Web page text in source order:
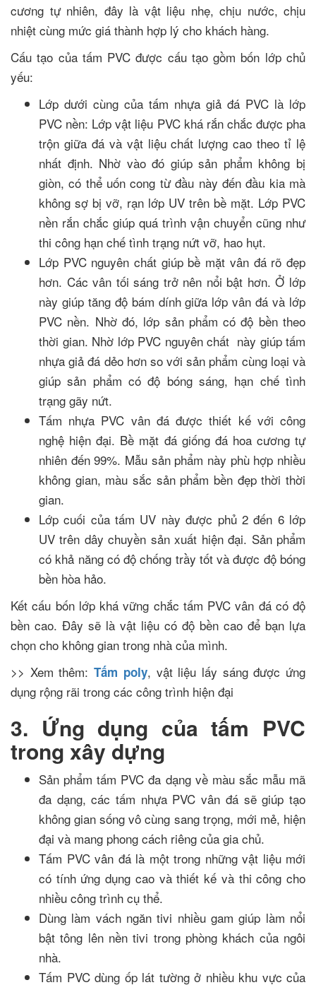
cương tự nhiên, đây là vật liệu nhẹ, chịu nước, chịu
nhiệt cùng mức giá thành hợp lý cho khách hàng.
Cấu tạo của tấm PVC được cấu tạo gồm bốn lớp chủ
yếu:
Lớp dưới cùng của tấm nhựa giả đá PVC là lớp
PVC nền: Lớp vật liệu PVC khá rắn chắc được pha
trộn giữa đá và vật liệu chất lượng cao theo tỉ lệ
nhất định. Nhờ vào đó giúp sản phẩm không bị
giòn, có thể uốn cong từ đầu này đến đầu kia mà
không sợ bị vỡ, rạn lớp UV trên bề mặt. Lớp PVC
nền rắn chắc giúp quá trình vận chuyển cũng như
thi công hạn chế tình trạng nứt vỡ, hao hụt.
Lớp PVC nguyên chất giúp bề mặt vân đá rõ đẹp
hơn. Các vân tối sáng trở nên nổi bật hơn. Ở lớp
này giúp tăng độ bám dính giữa lớp vân đá và lớp
PVC nền. Nhờ đó, lớp sản phẩm có độ bền theo
thời gian. Nhờ lớp PVC nguyên chất này giúp tấm
nhựa giả đá dẻo hơn so với sản phẩm cùng loại và
giúp sản phẩm có độ bóng sáng, hạn chế tình
trạng gãy nứt.
Tấm nhựa PVC vân đá được thiết kế với công
nghệ hiện đại. Bề mặt đá giống đá hoa cương tự
nhiên đến 99%. Mẫu sản phẩm này phù hợp nhiều
không gian, màu sắc sản phẩm bền đẹp thời thời
gian.
Lớp cuối của tấm UV này được phủ 2 đến 6 lớp
UV trên dây chuyền sản xuất hiện đại. Sản phẩm
có khả năng có độ chống trầy tốt và được độ bóng
bền hòa hảo.
Kết cấu bốn lớp khá vững chắc tấm PVC vân đá có độ
bền cao. Đây sẽ là vật liệu có độ bền cao để bạn lựa
chọn cho không gian trong nhà của mình.
>> Xem thêm:Tấm poly, vật liệu lấy sáng được ứng
dụng rộng rãi trong các công trình hiện đại
3. Ứng dụng của tấm PVC
trong xây dựng
Sản phẩm tấm PVC đa dạng về màu sắc mẫu mã
đa dạng, các tấm nhựa PVC vân đá sẽ giúp tạo
không gian sống vô cùng sang trọng, mới mẻ, hiện
đại và mang phong cách riêng của gia chủ.
Tấm PVC vân đá là một trong những vật liệu mới
có tính ứng dụng cao và thiết kế và thi công cho
nhiều công trình cụ thể.
Dùng làm vách ngăn tivi nhiều gam giúp làm nổi
bật tông lên nền tivi trong phòng khách của ngôi
nhà.
Tấm PVC dùng ốp lát tường ở nhiều khu vực của